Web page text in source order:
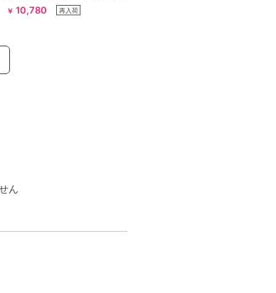
カナナプロジェクト タッセル 68873
￥ 10,780 再入荷
ん